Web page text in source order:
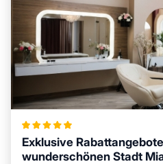
Exklusive
wunderschönen Stadt